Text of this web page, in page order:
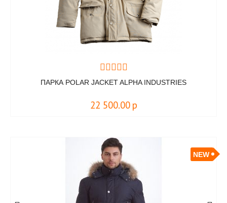
ПАРКА POLAR JACKET ALPHA INDUSTRIES
22 500.00 р
NEW